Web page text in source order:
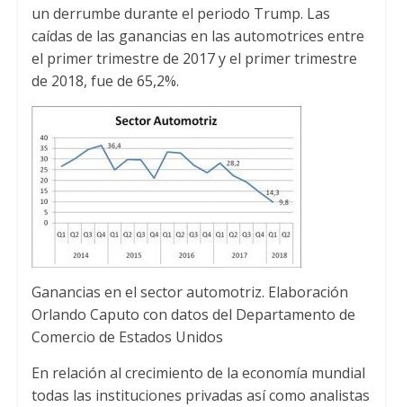
un derrumbe durante el periodo Trump. Las
caídas de las ganancias en las automotrices entre
el primer trimestre de 2017 y el primer trimestre
de 2018, fue de 65,2%.
Ganancias en el sector automotriz. Elaboración
Orlando Caputo con datos del Departamento de
Comercio de Estados Unidos
En relación al crecimiento de la economía mundial
todas las instituciones privadas así como analistas